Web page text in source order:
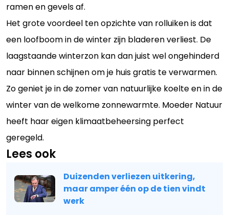
ramen en gevels af.
Het grote voordeel ten opzichte van rolluiken is dat
een loofboom in de winter zijn bladeren verliest. De
laagstaande winterzon kan dan juist wel ongehinderd
naar binnen schijnen om je huis gratis te verwarmen.
Zo geniet je in de zomer van natuurlijke koelte en in de
winter van de welkome zonnewarmte. Moeder Natuur
heeft haar eigen klimaatbeheersing perfect
geregeld.
Lees ook
Duizenden verliezen uitkering,
maar amper één op de tien vindt
werk